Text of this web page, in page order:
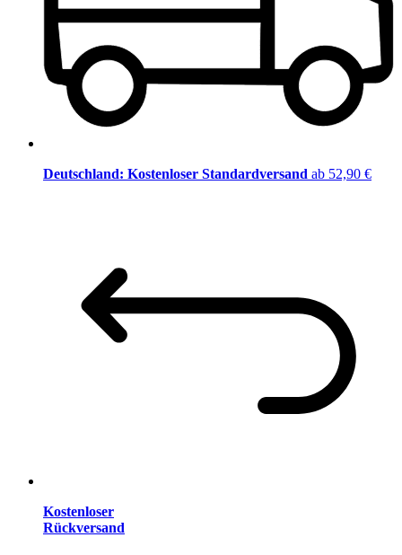
Deutschland: Kostenloser Standardversand ab 52,90 €
Kostenloser
Rückversand